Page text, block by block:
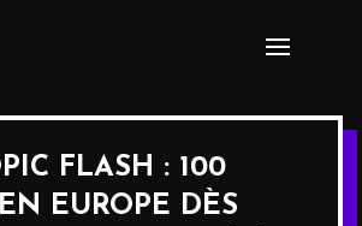
FLASH : 100
EUROPE DÈS